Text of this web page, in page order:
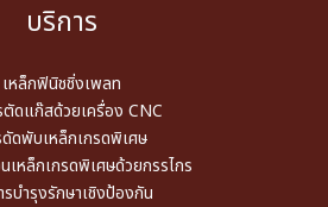
บริการ
เหล็กฟินิชชิ่งเพลท
ตัดแก๊สด้วยเครื่อง CNC
ดพับเหล็กเกรดพิเศษ
เหล็กเกรดพิเศษด้วยกรรไกร
รบำรุงรักษาเชิงป้องกัน